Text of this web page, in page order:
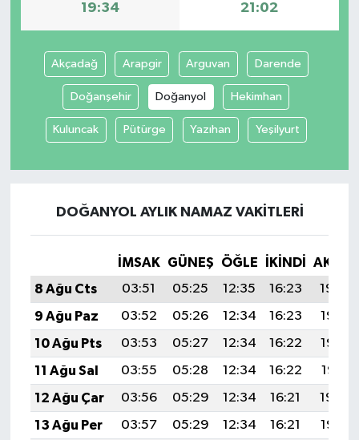
19:34 21:02
Akçadağ Arapgir Arguvan Darende
Doğanşehir Doğanyol Hekimhan
Kuluncak Pütürge Yazıhan Yeşilyurt
DOĞANYOL AYLIK NAMAZ VAKITLERI
İMSAK GÜNEŞ ÖĞLE İKINDI
8 Ağu Cts
03:51 05:25 12:35 16:23
19:34
9 Ağu Paz
03:52 05:26 12:34 16:23
19:33
10 Ağu Pts
03:53 05:27 12:34 16:22
19:32
11 Ağu Sal
03:55 05:28 12:34 16:22
19:31
12 Ağu Çar
03:56 05:29 12:34 16:21
19:29
13 Ağu Per
03:57 05:29 12:34 16:21
19:28